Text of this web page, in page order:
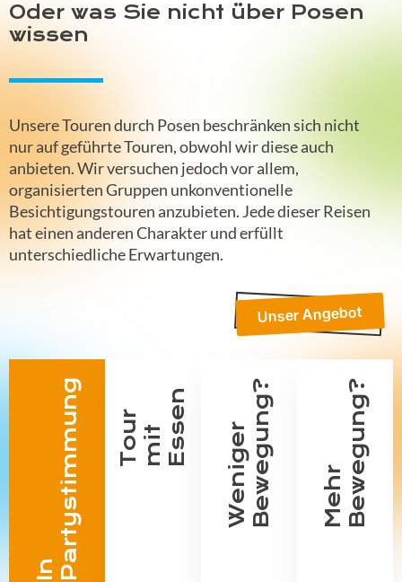
Oder was Sie nicht über Posen
wissen
Unsere Touren durch Posen beschränken sich nicht
nur auf geführte Touren, obwohl wir diese auch
anbieten. Wir versuchen jedoch vor allem,
organisierten Gruppen unkonventionelle
Besichtigungstouren anzubieten. Jede dieser Reisen
hat einen anderen Charakter und erfüllt
unterschiedliche Erwartungen.
Unser Angebot
I
n
P
a
r
t
y
s
t
i
m
m
u
n g T
o
u
r
m
it
E
s
s
e n W
e
n
i
g
e
r
B
e
w
e
g
u
n
g? M
e
h
r
B
e
w
e
g
u
n
g?